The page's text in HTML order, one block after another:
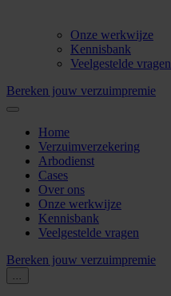
Onze werkwijze
Kennisbank
Veelgestelde vragen
Bereken jouw verzuimpremie
Home
Verzuimverzekering
Arbodienst
Cases
Over ons
Onze werkwijze
Kennisbank
Veelgestelde vragen
Bereken jouw verzuimpremie
...